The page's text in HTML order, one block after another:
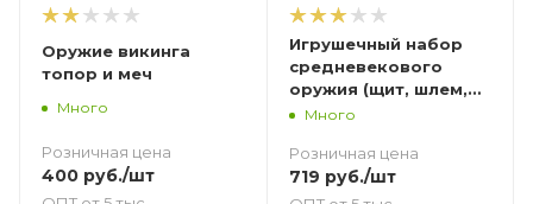
Оружие викинга
топор и меч
Много
Розничная цена
400 руб./шт
Игрушечный набор
средневекового
оружия (щит, шлем,
меч)
Много
Розничная цена
719 руб./шт